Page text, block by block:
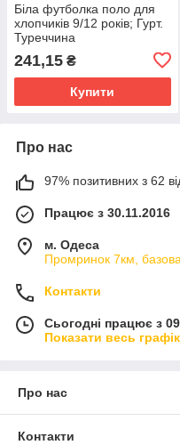
Біла футболка поло для
хлопчиків 9/12 років; Гурт.
Туреччина
241,15 ₴
Купити
Про нас
97% позитивних з 62
Працює з 30.11.2016
м. Одеса
Промринок 7км,
Контакти
Сьогодні працює з
Показати весь
Про нас
Контакти